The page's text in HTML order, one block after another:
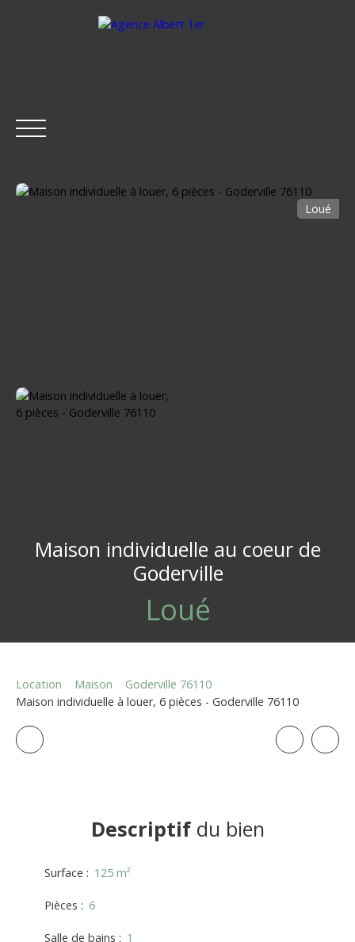
VENDRE
Loué
Maison individuelle au coeur de
Goderville
Loué
Location Maison
Goderville 76110
Maison individuelle à louer, 6 pièces - Goderville 76110
Descriptifdu bien
Surface : 125 m²
Pièces : 6
Salle de bains : 1